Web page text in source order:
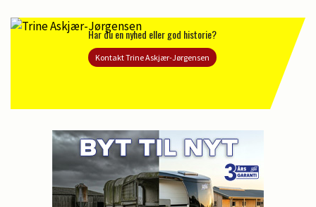
Har du en nyhed eller god historie?
Kontakt Trine Askjær-Jørgensen